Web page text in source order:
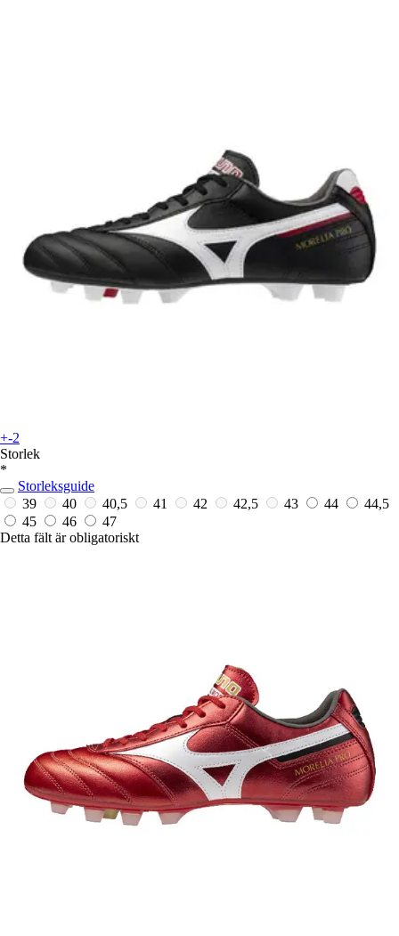
+-2
Storlek
*
Storleksguide
39
40 40,5 41 42 42,5 43 44
44,5
45
46
47
Detta fält är obligatoriskt